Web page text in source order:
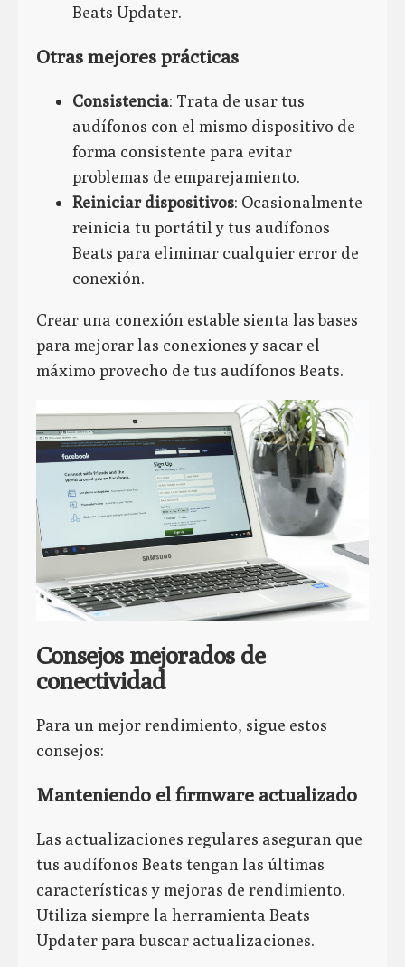
Beats Updater.
Otras mejores prácticas
Consistencia: Trata de usar tus
audífonos con el mismo dispositivo de
forma consistente para evitar
problemas de emparejamiento.
Reiniciar dispositivos: Ocasionalmente
reinicia tu portátil y tus audífonos
Beats para eliminar cualquier error de
conexión.
Crear una conexión estable sienta las bases
para mejorar las conexiones y sacar el
máximo provecho de tus audífonos Beats.
Consejos mejorados de
conectividad
Para un mejor rendimiento, sigue estos
consejos:
Manteniendo el firmware actualizado
Las actualizaciones regulares aseguran que
tus audífonos Beats tengan las últimas
características y mejoras de rendimiento.
Utiliza siempre la herramienta Beats
Updater para buscar actualizaciones.